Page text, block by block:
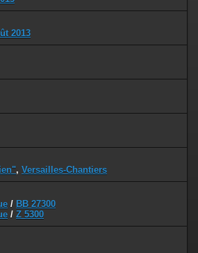
2013
, Versailles-Chantiers
/ BB 27300
/ Z 5300